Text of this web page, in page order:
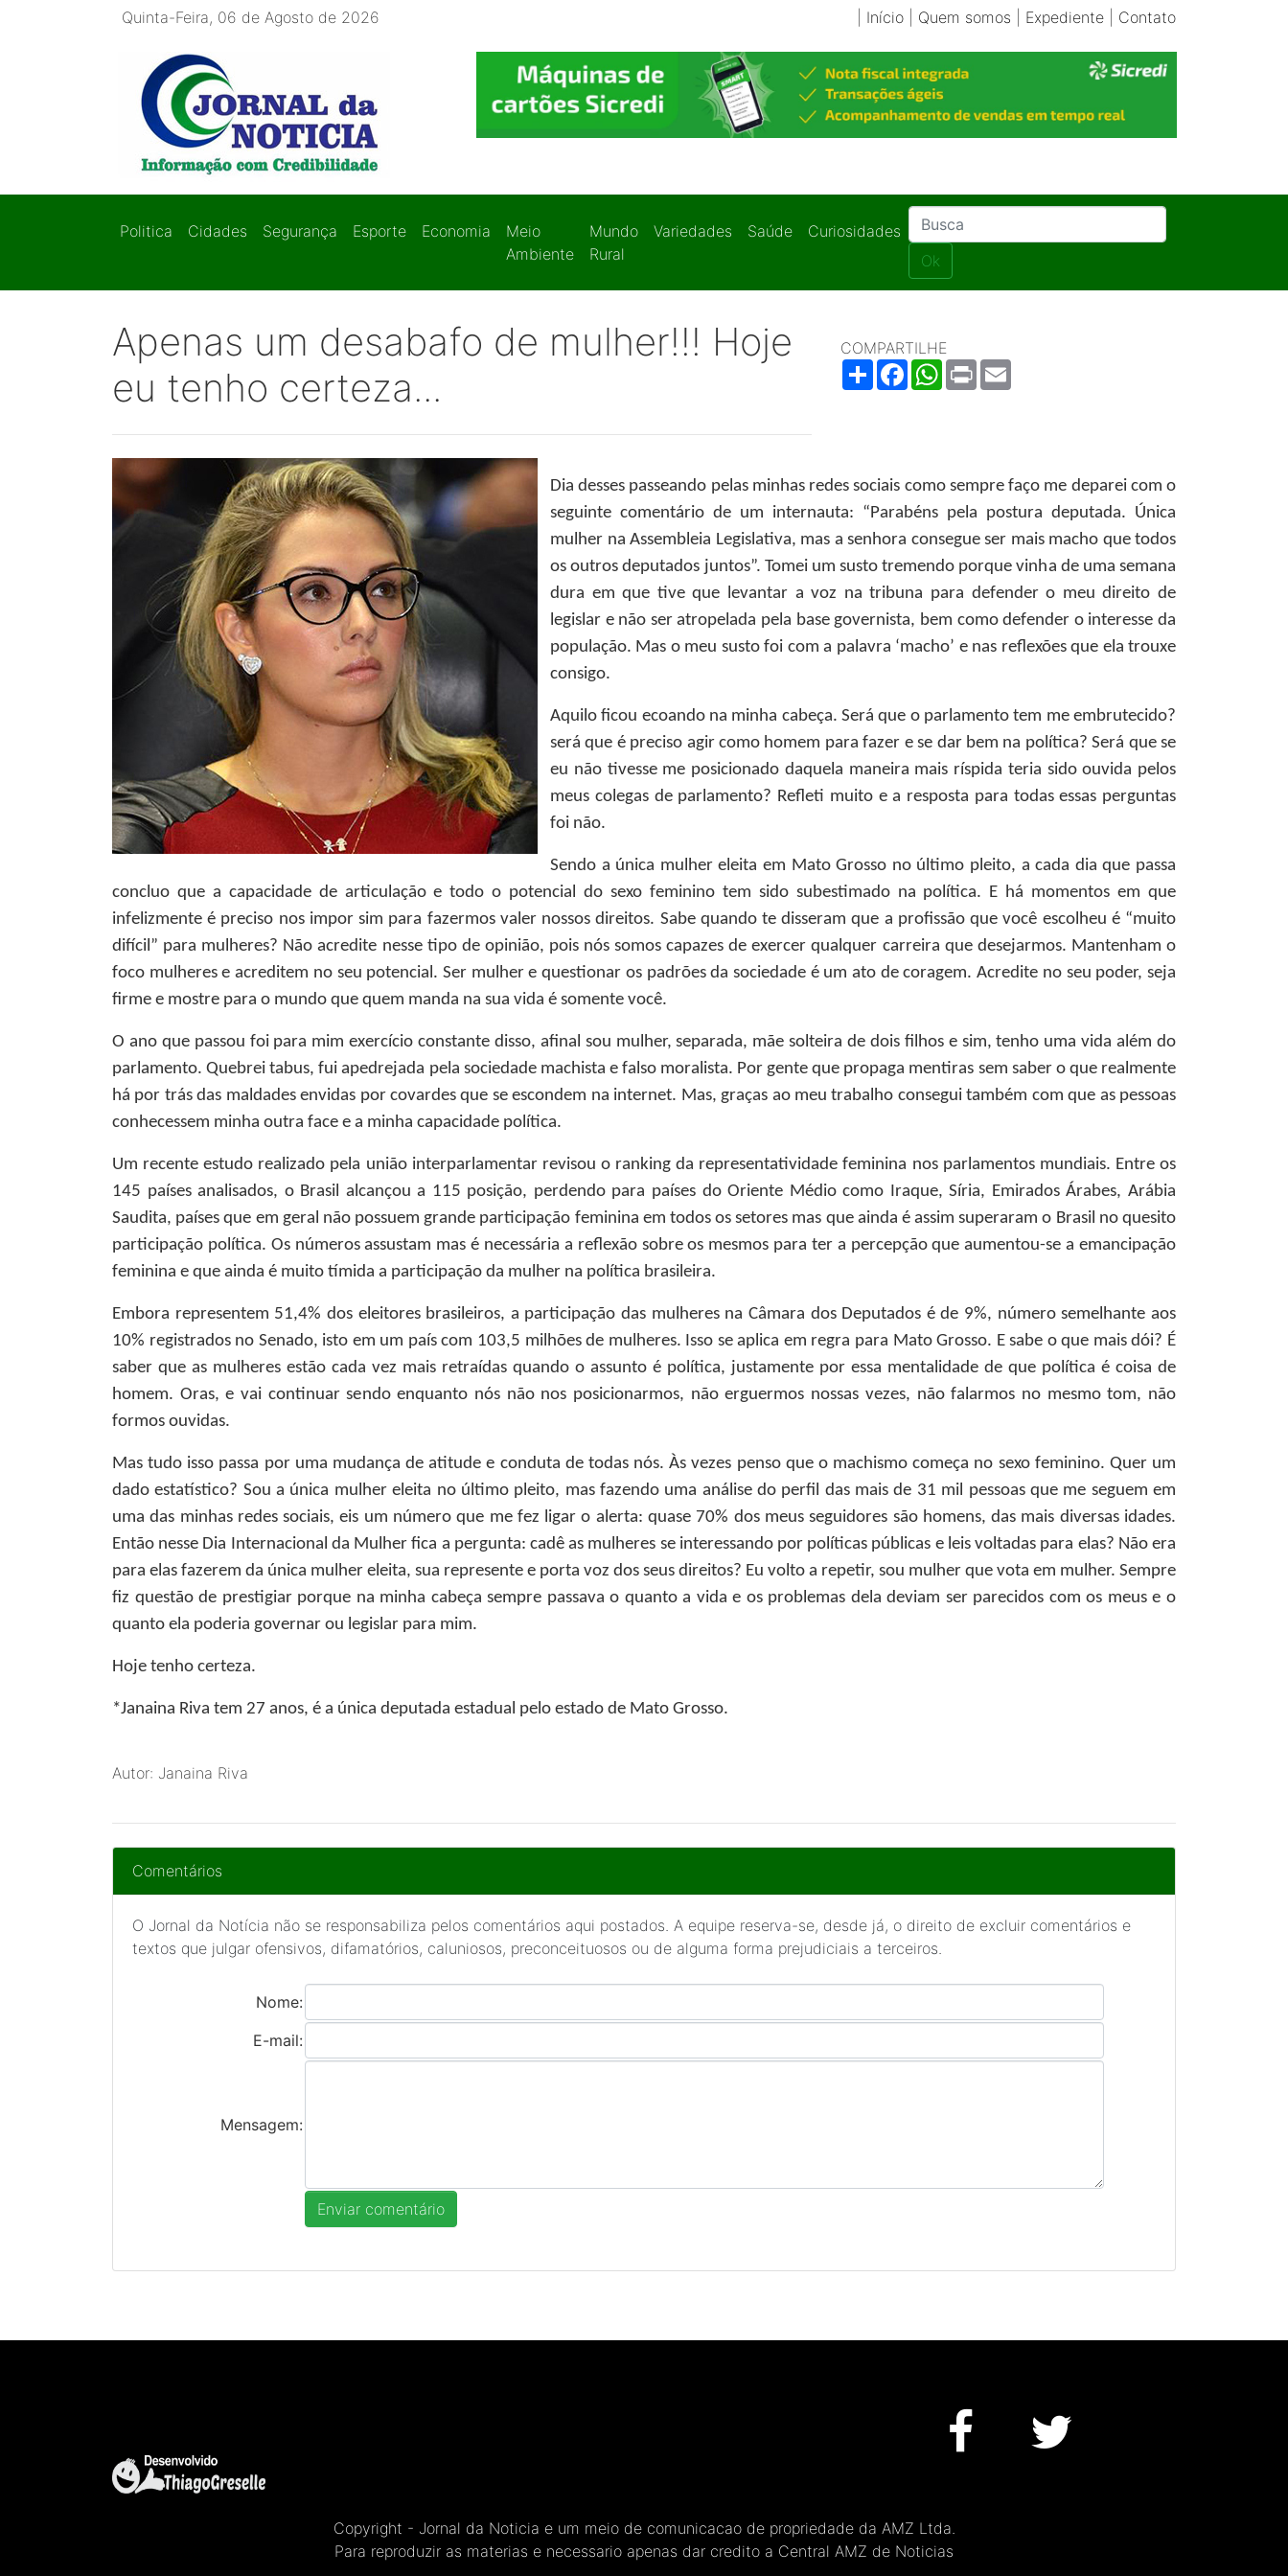
Quinta-Feira, 06 de Agosto de 2026 Início| Quem somos Expediente| Contato
Politica Cidades Segurança Esporte Economia
Meio
Ambiente
Mundo
Rural
Variedades Saúde
Curiosidades
Ok
Apenas um desabafo de mulher!!! Hoje
eu tenho certeza...
COMPARTILHE
ShareFacebookWhatsApp
Print
Dia desses passeando pelas minhas redes sociais como sempre faço me deparei com o
seguinte comentário de um internauta: “Parabéns pela postura deputada. Única
mulher na Assembleia Legislativa, mas a senhora consegue ser mais macho que todos
os outros deputados juntos”. Tomei um susto tremendo porque vinha de uma semana
dura em que tive que levantar a voz na tribuna para defender o meu direito de
legislar e não ser atropelada pela base governista, bem como defender o interesse da
população. Mas o meu susto foi com a palavra ‘macho’ e nas reflexões que ela trouxe
consigo.
Aquilo ficou ecoando na minha cabeça. Será que o parlamento tem me embrutecido?
será que é preciso agir como homem para fazer e se dar bem na política? Será que se
eu não tivesse me posicionado daquela maneira mais ríspida teria sido ouvida pelos
meus colegas de parlamento? Refleti muito e a resposta para todas essas perguntas
foi não.
Sendo a única mulher eleita em Mato Grosso no último pleito, a cada dia que passa
concluo que a capacidade de articulação e todo o potencial do sexo feminino tem sido subestimado na política. E há momentos em que
infelizmente é preciso nos impor sim para fazermos valer nossos direitos. Sabe quando te disseram que a profissão que você escolheu é “muito
difícil” para mulheres? Não acredite nesse tipo de opinião, pois nós somos capazes de exercer qualquer carreira que desejarmos. Mantenham o
foco mulheres e acreditem no seu potencial. Ser mulher e questionar os padrões da sociedade é um ato de coragem. Acredite no seu poder, seja
firme e mostre para o mundo que quem manda na sua vida é somente você.
O ano que passou foi para mim exercício constante disso, afinal sou mulher, separada, mãe solteira de dois filhos e sim, tenho uma vida além do
parlamento. Quebrei tabus, fui apedrejada pela sociedade machista e falso moralista. Por gente que propaga mentiras sem saber o que realmente
há por trás das maldades envidas por covardes que se escondem na internet. Mas, graças ao meu trabalho consegui também com que as pessoas
conhecessem minha outra face e a minha capacidade política.
Um recente estudo realizado pela união interparlamentar revisou o ranking da representatividade feminina nos parlamentos mundiais. Entre os
145 países analisados, o Brasil alcançou a 115 posição, perdendo para países do Oriente Médio como Iraque, Síria, Emirados Árabes, Arábia
Saudita, países que em geral não possuem grande participação feminina em todos os setores mas que ainda é assim superaram o Brasil no quesito
participação política. Os números assustam mas é necessária a reflexão sobre os mesmos para ter a percepção que aumentou-se a emancipação
feminina e que ainda é muito tímida a participação da mulher na política brasileira.
Embora representem 51,4% dos eleitores brasileiros, a participação das mulheres na Câmara dos Deputados é de 9%, número semelhante aos
10% registrados no Senado, isto em um país com 103,5 milhões de mulheres. Isso se aplica em regra para Mato Grosso. E sabe o que mais dói? É
saber que as mulheres estão cada vez mais retraídas quando o assunto é política, justamente por essa mentalidade de que política é coisa de
homem. Oras, e vai continuar sendo enquanto nós não nos posicionarmos, não erguermos nossas vezes, não falarmos no mesmo tom, não
formos ouvidas.
Mas tudo isso passa por uma mudança de atitude e conduta de todas nós. Às vezes penso que o machismo começa no sexo feminino. Quer um
dado estatístico? Sou a única mulher eleita no último pleito, mas fazendo uma análise do perfil das mais de 31 mil pessoas que me seguem em
uma das minhas redes sociais, eis um número que me fez ligar o alerta: quase 70% dos meus seguidores são homens, das mais diversas idades.
Então nesse Dia Internacional da Mulher fica a pergunta: cadê as mulheres se interessando por políticas públicas e leis voltadas para elas? Não era
para elas fazerem da única mulher eleita, sua represente e porta voz dos seus direitos? Eu volto a repetir, sou mulher que vota em mulher. Sempre
fiz questão de prestigiar porque na minha cabeça sempre passava o quanto a vida e os problemas dela deviam ser parecidos com os meus e o
quanto ela poderia governar ou legislar para mim.
Hoje tenho certeza.
*Janaina Riva tem 27 anos, é a única deputada estadual pelo estado de Mato Grosso.
Autor: Janaina Riva
Comentários
O Jornal da Notícia não se responsabiliza pelos comentários aqui postados. A equipe reserva-se, desde já, o direito de excluir comentários e
textos que julgar ofensivos, difamatórios, caluniosos, preconceituosos ou de alguma forma prejudiciais a terceiros.
Nome:
E-mail:
Mensagem:
Copyright - Jornal da Noticia e um meio de comunicacao de propriedade da AMZ Ltda.
Para reproduzir as materias e necessario apenas dar credito a Central AMZ de Noticias